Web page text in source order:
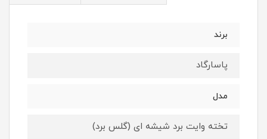
برند
پاسارگاد
مدل
تخته وایت برد شیشه ای (گلس برد)